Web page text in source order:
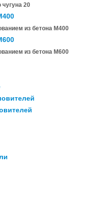
чугуна 20
из бетона М400
из бетона М600